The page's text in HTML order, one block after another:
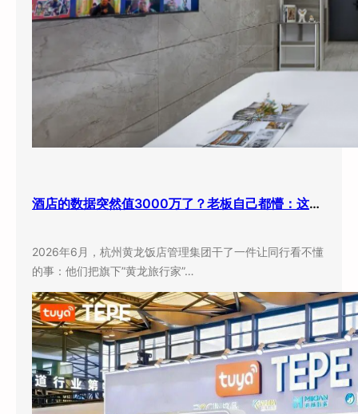
酒店的数据突然值3000万了？老板自己都懵：这玩意儿还能卖钱？
2026年6月，杭州黄龙饭店管理集团干了一件让同行看不懂
的事：他们把旗下”黄龙旅行家”…